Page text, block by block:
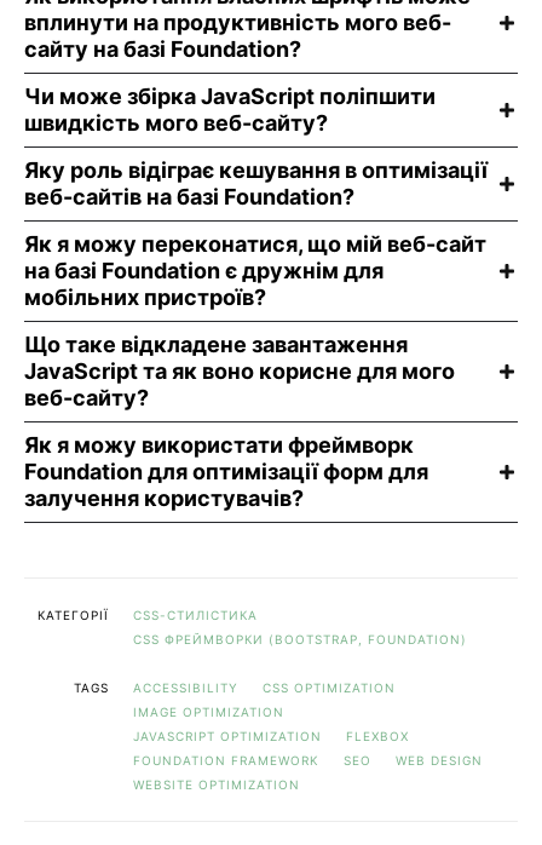
вплинути на продуктивність мого веб-
сайту на базі Foundation?
Чи може збірка JavaScript поліпшити
швидкість мого веб-сайту?
Яку роль відіграє кешування в оптимізації
веб-сайтів на базі Foundation?
Як я можу переконатися, що мій веб-сайт
на базі Foundation є дружнім для
мобільних пристроїв?
Що таке відкладене завантаження
JavaScript та як воно корисне для мого
веб-сайту?
Як я можу використати фреймворк
Foundation для оптимізації форм для
залучення користувачів?
КАТЕГОРІЇ
CSS-СТИЛІСТИКА
CSS ФРЕЙМВОРКИ (BOOTSTRAP, FOUNDATION)
TAGS ACCESSIBILITY
CSS OPTIMIZATION
IMAGE OPTIMIZATION
JAVASCRIPT OPTIMIZATION
FLEXBOX
FOUNDATION FRAMEWORK
SEO
WEB DESIGN
WEBSITE OPTIMIZATION